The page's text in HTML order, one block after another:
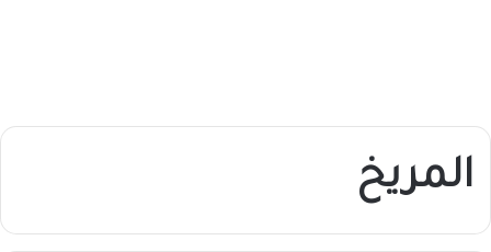
المريخ